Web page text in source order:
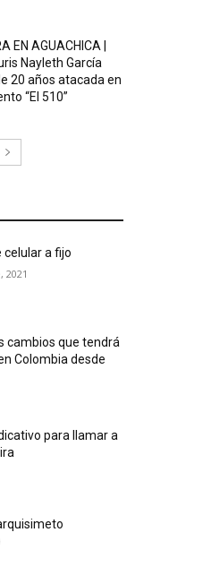
EN AGUACHICA |
Nayleth García
20 años atacada en
“El 510”
celular a fijo
2021
cambios que tendrá
Colombia desde
para llamar a